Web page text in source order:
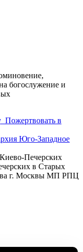
богослужение и
Пожертвовать в
Юго-Западное
Печерских
в Старых
г. Москвы МП РПЦ